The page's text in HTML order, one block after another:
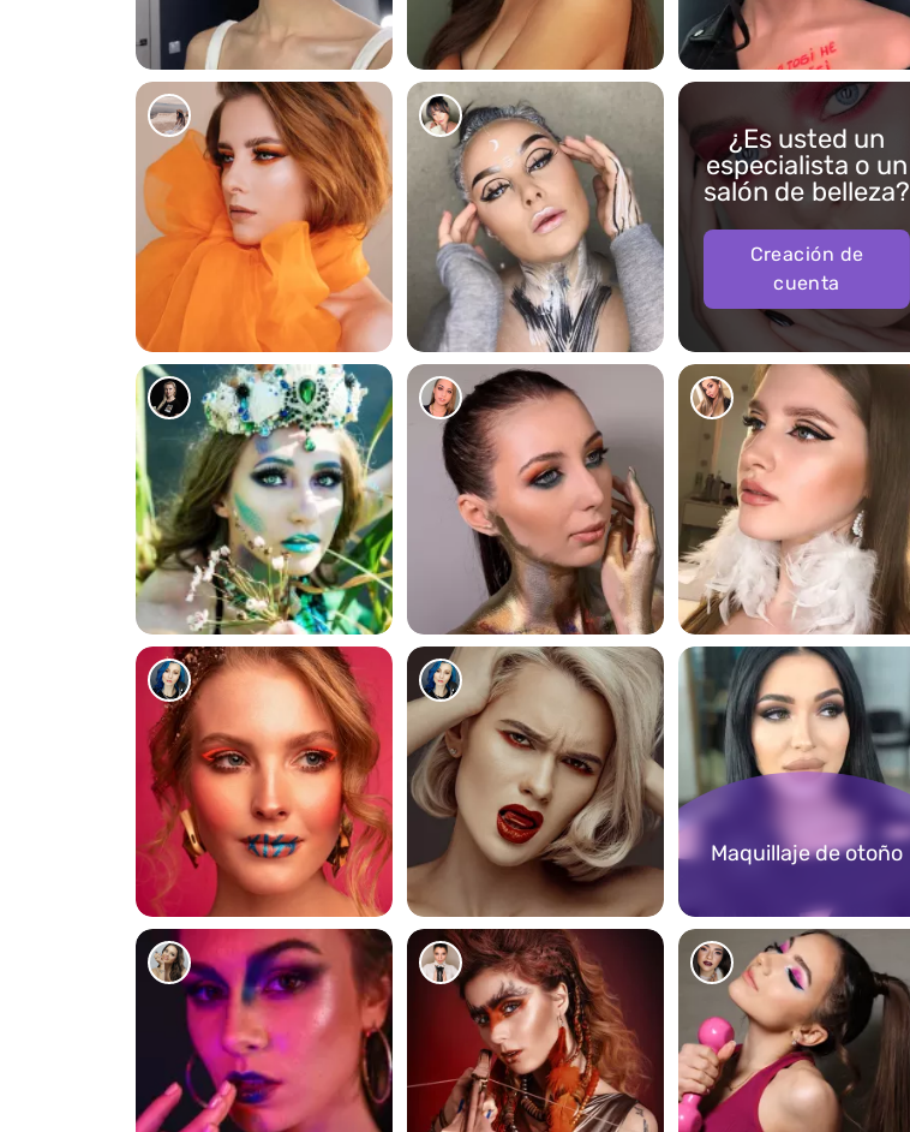
18978 3946 993
281 158
¿Es usted un
especialista o un
salón de belleza?
Creación de
cuenta
116 136 116
Maquillaje de otoño